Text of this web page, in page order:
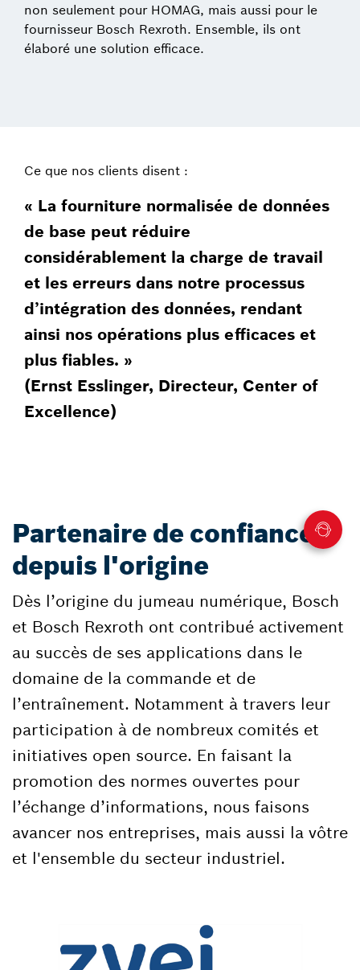
non seulement pour HOMAG, mais aussi pour le
fournisseur Bosch Rexroth. Ensemble, ils ont
élaboré une solution efficace.
Ce que nos clients disent :
« La fourniture normalisée de données
de base peut réduire
considérablement la charge de travail
et les erreurs dans notre processus
d’intégration des données, rendant
ainsi nos opérations plus efficaces et
plus fiables. »
(Ernst Esslinger, Directeur, Center of
Excellence)​
Partenaire de confiance
depuis l'origine
Dès l’origine du jumeau numérique, Bosch
et Bosch Rexroth ont contribué activement
au succès de ses applications dans le
domaine de la commande et de
l’entraînement. Notamment à travers leur
participation à de nombreux comités et
initiatives open source. En faisant la
promotion des normes ouvertes pour
l’échange d’informations, nous faisons
avancer nos entreprises, mais aussi la vôtre
et l'ensemble du secteur industriel.